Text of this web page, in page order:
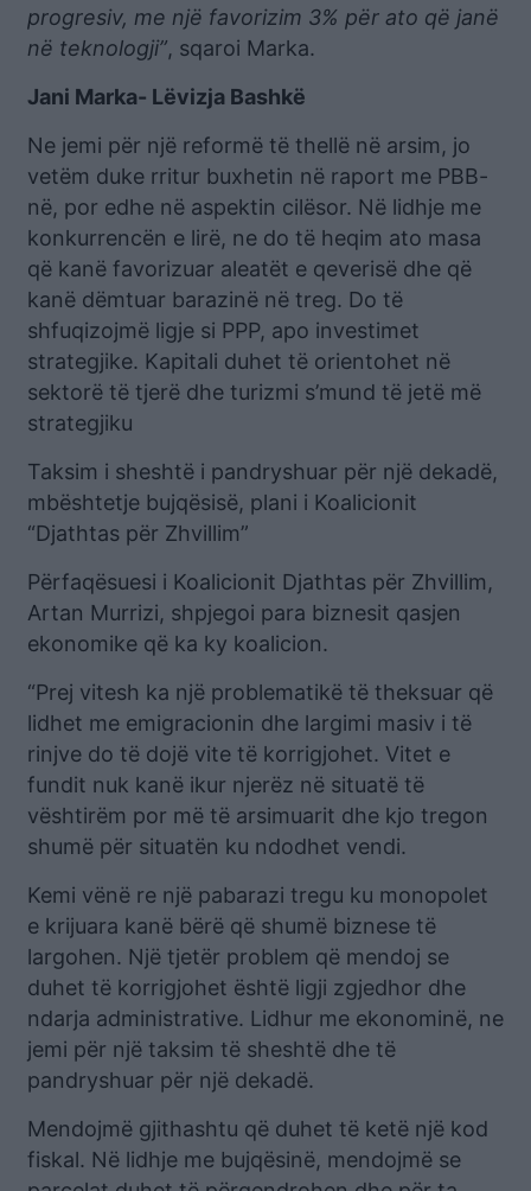
progresiv, me një favorizim 3% për ato që janë
në teknologji”, sqaroi Marka.
Jani Marka- Lëvizja Bashkë
Ne jemi për një reformë të thellë në arsim, jo
vetëm duke rritur buxhetin në raport me PBB-
në, por edhe në aspektin cilësor. Në lidhje me
konkurrencën e lirë, ne do të heqim ato masa
që kanë favorizuar aleatët e qeverisë dhe që
kanë dëmtuar barazinë në treg. Do të
shfuqizojmë ligje si PPP, apo investimet
strategjike. Kapitali duhet të orientohet në
sektorë të tjerë dhe turizmi s’mund të jetë më
strategjiku
Taksim i sheshtë i pandryshuar për një dekadë,
mbështetje bujqësisë, plani i Koalicionit
“Djathtas për Zhvillim”
Përfaqësuesi i Koalicionit Djathtas për Zhvillim,
Artan Murrizi, shpjegoi para biznesit qasjen
ekonomike që ka ky koalicion.
“Prej vitesh ka një problematikë të theksuar që
lidhet me emigracionin dhe largimi masiv i të
rinjve do të dojë vite të korrigjohet. Vitet e
fundit nuk kanë ikur njerëz në situatë të
vështirëm por më të arsimuarit dhe kjo tregon
shumë për situatën ku ndodhet vendi.
Kemi vënë re një pabarazi tregu ku monopolet
e krijuara kanë bërë që shumë biznese të
largohen. Një tjetër problem që mendoj se
duhet të korrigjohet është ligji zgjedhor dhe
ndarja administrative. Lidhur me ekonominë, ne
jemi për një taksim të sheshtë dhe të
pandryshuar për një dekadë.
Mendojmë gjithashtu që duhet të ketë një kod
fiskal. Në lidhje me bujqësinë, mendojmë se